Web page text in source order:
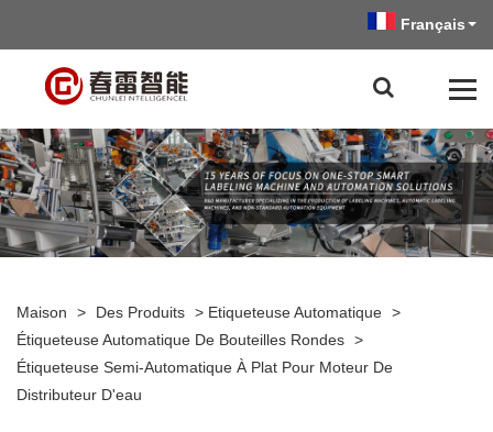
Français
Maison > Des Produits > Etiqueteuse Automatique >
Étiqueteuse Automatique De Bouteilles Rondes >
Étiqueteuse Semi-Automatique À Plat Pour Moteur De
Distributeur D'eau